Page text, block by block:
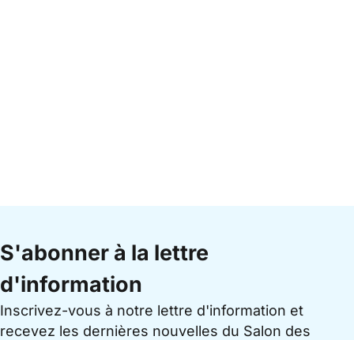
S'abonner à la lettre
d'information
Inscrivez-vous à notre lettre d'information et
recevez les dernières nouvelles du Salon des